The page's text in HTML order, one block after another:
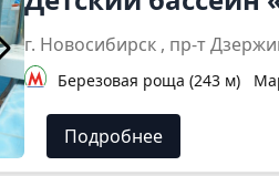
г. Новосибирск , пр-
Березовая роща (243 м)
Подробнее